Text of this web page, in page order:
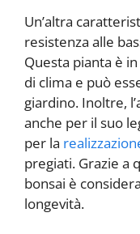
Un’altra
resistenza alle
Questa pianta è
di clima e può
giardino. Inoltre,
anche per il suo
per la
pregiati. Grazie a
bonsai è
longevità.